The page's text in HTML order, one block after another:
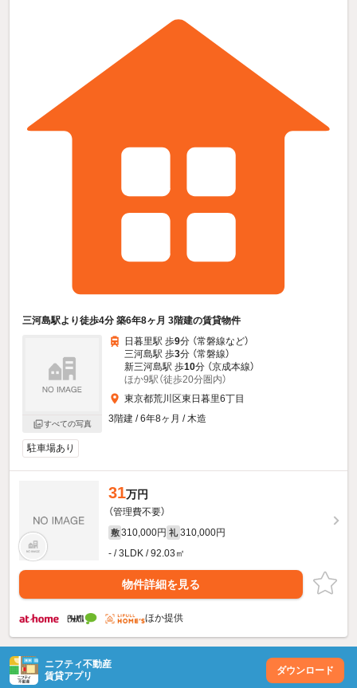
三河島駅より徒歩4分 築6年8ヶ月 3階建の賃貸物件
すべての写真
日暮里駅 歩9分 （常磐線など）
三河島駅 歩3分 （常磐線）
新三河島駅 歩10分 （京成本線）
ほか9駅（徒歩20分圏内）
東京都荒川区東日暮里6丁目
3階建 / 6年8ヶ月 / 木造
駐車場あり
31万円
（管理費不要）
敷 310,000円 礼 310,000円
- / 3LDK / 92.03㎡
物件詳細を見る
ほか提供
ニフティ不動産
賃貸アプリ
ダウンロード